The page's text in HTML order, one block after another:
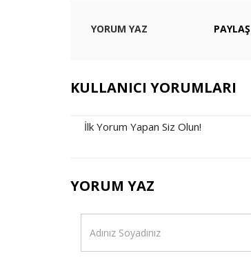
YORUM YAZ PAYLAŞ
KULLANICI YORUMLARI
İlk Yorum Yapan Siz Olun!
YORUM YAZ